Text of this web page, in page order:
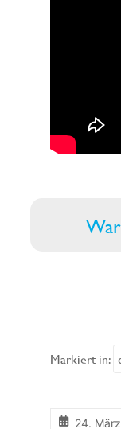
Markiert in:
24.